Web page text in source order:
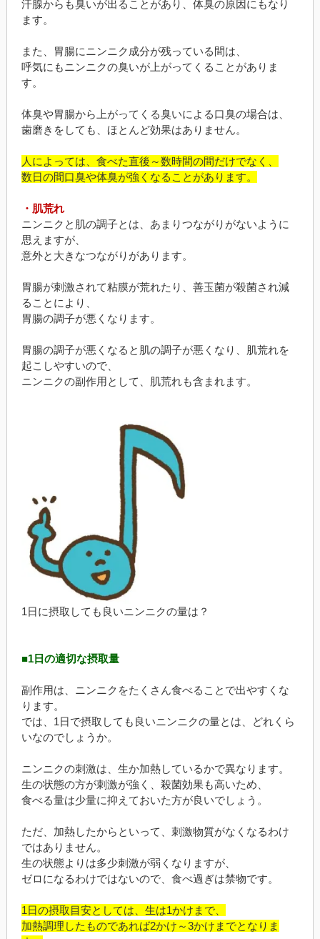
汗腺からも臭いが出ることがあり、体臭の原因にもなり
ます。
また、胃腸にニンニク成分が残っている間は、
呼気にもニンニクの臭いが上がってくることがありま
す。
体臭や胃腸から上がってくる臭いによる口臭の場合は、
歯磨きをしても、ほとんど効果はありません。
人によっては、食べた直後～数時間の間だけでなく、
数日の間口臭や体臭が強くなることがあります。
・肌荒れ
ニンニクと肌の調子とは、あまりつながりがないように
思えますが、
意外と大きなつながりがあります。
胃腸が刺激されて粘膜が荒れたり、善玉菌が殺菌され減
ることにより、
胃腸の調子が悪くなります。
胃腸の調子が悪くなると肌の調子が悪くなり、肌荒れを
起こしやすいので、
ニンニクの副作用として、肌荒れも含まれます。
1日に摂取しても良いニンニクの量は？
■1日の適切な摂取量
副作用は、ニンニクをたくさん食べることで出やすくな
ります。
では、1日で摂取しても良いニンニクの量とは、どれくら
いなのでしょうか。
ニンニクの刺激は、生か加熱しているかで異なります。
生の状態の方が刺激が強く、殺菌効果も高いため、
食べる量は少量に抑えておいた方が良いでしょう。
ただ、加熱したからといって、刺激物質がなくなるわけ
ではありません。
生の状態よりは多少刺激が弱くなりますが、
ゼロになるわけではないので、食べ過ぎは禁物です。
1日の摂取目安としては、生は1かけまで、
加熱調理したものであれば2かけ～3かけまでとなりま